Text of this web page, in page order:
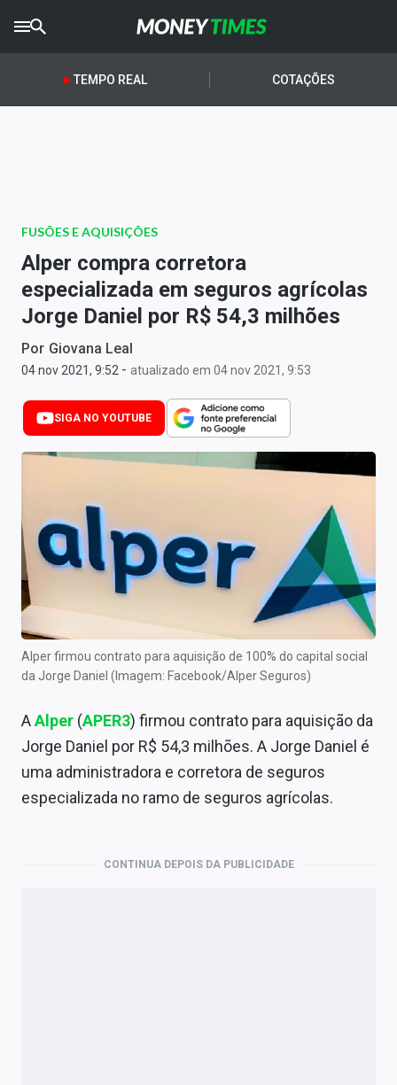
CRYPTOTIMES
AGROTIMES
Newsletters
Money Trader
Anuncie
Últimas Notícias
Newsletters
Cotações
Carteiras Recomendadas
Central de Dividendos
Central de Fundos Imobiliários
Central dos IPOs
Renda Fixa
Finanças Pessoais
Mercados
Economia
TEMPO REAL COTAÇÕES
FUSÕES E AQUISIÇÕES
Alper compra corretora
especializada em seguros agrícolas
Jorge Daniel por R$ 54,3 milhões
Por Giovana Leal
04 nov 2021, 9:52 - atualizado em 04 nov 2021, 9:53
SIGA NO YOUTUBE
Alper firmou contrato para aquisição de 100% do capital social
da Jorge Daniel (Imagem: Facebook/Alper Seguros)
AAlper (APER3) firmou contrato para aquisição da
Jorge Daniel por R$ 54,3 milhões. A Jorge Daniel é
uma administradora e corretora de seguros
especializada no ramo de seguros agrícolas.
CONTINUA DEPOIS DA PUBLICIDADE